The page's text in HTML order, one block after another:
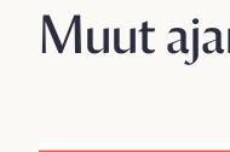
Muut